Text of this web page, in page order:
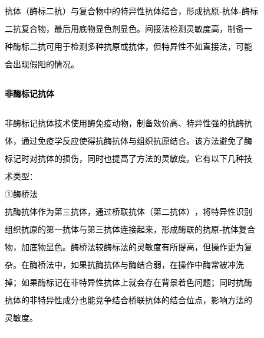
抗体（酶标二抗）与复合物中的特异性抗体结合，形成抗原-抗体-酶标
二抗复合物，最后用底物显色剂显色。间接法检测灵敏度高，制备一
种酶标二抗可用于检测多种抗原或抗体，但特异性不如直接法，可能
会出现假阳的情况。
非酶标记抗体
非酶标记抗体技术使用酶免疫动物，制备效价高、特异性强的抗酶抗
体，通过免疫学反应使得抗酶抗体与组织抗原结合。该方法避免了酶
标记时对抗体的损伤，同时也提高了方法的灵敏度。它有以下几种技
术类型：
①酶桥法
抗酶抗体作为第三抗体，通过桥联抗体（第二抗体），将特异性识别
组织抗原的第一抗体与第三抗体连接起来，形成酶联的抗原-抗体复合
物，加底物显色。酶桥法较酶标法的灵敏度有所提高，但操作更为复
杂。在酶桥法中，如果抗酶抗体与酶结合弱，在操作中酶常被冲洗
掉；如果酶标记在非特异性抗体上就会存在背景着色问题；同时抗酶
抗体的非特异性成分也能竞争结合桥联抗体的结合位点，影响方法的
灵敏度。